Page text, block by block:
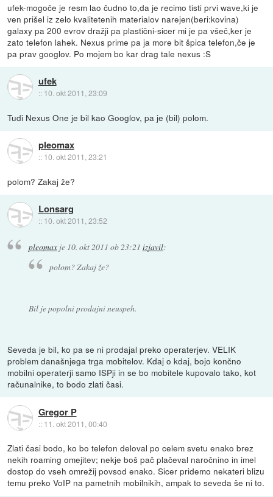
ufek-mogoče je resm lao čudno to,da je recimo tisti prvi wave,ki je
ven prišel iz zelo kvalitetenih materialov narejen(beri:kovina)
galaxy pa 200 evrov dražji pa plastični-sicer mi je pa všeč,ker je
zato telefon lahek. Nexus prime pa ja more bit špica telefon,če je
pa prav googlov. Po mojem bo kar drag tale nexus :S
ufek
:: 10. okt 2011, 23:09
Tudi Nexus One je bil kao Googlov, pa je (bil) polom.
pleomax
:: 10. okt 2011, 23:21
polom? Zakaj že?
Lonsarg
:: 10. okt 2011, 23:52
pleomaxje 10. okt 2011 ob 23:21 izjavil:
polom? Zakaj že?
Bil je popolni prodajni neuspeh.
Seveda je bil, ko pa se ni prodajal preko operaterjev. VELIK
problem današnjega trga mobitelov. Kdaj o kdaj, bojo končno
mobilni operaterji samo ISPji in se bo mobitele kupovalo tako, kot
računalnike, to bodo zlati časi.
Gregor P
:: 11. okt 2011, 00:40
Zlati časi bodo, ko bo telefon deloval po celem svetu enako brez
nekih roaming omejitev; nekje boš pač plačeval naročnino in imel
dostop do vseh omrežij povsod enako. Sicer pridemo nekateri blizu
temu preko VoIP na pametnih mobilnikih, ampak to seveda še ni to.